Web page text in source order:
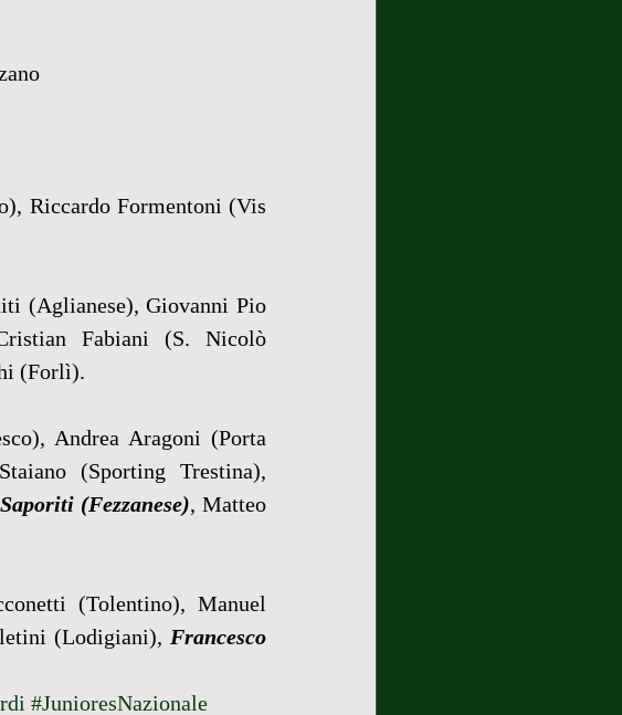
Riccardo Formentoni (Vis
(Aglianese), Giovanni Pio
Fabiani (S. Nicolò
(Forlì).
Andrea Aragoni (Porta
(Sporting Trestina),
(Fezzanese), Matteo
(Tolentino), Manuel
(Lodigiani), Francesco
#JunioresNazionale